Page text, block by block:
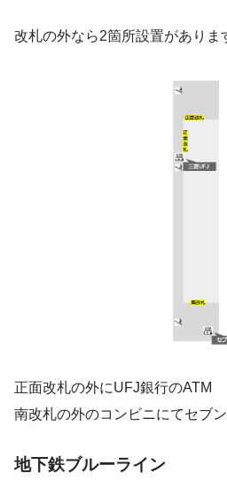
改札の外なら2箇所設置がありま
正面改札の外にUFJ銀行のATM
南改札の外のコンビニにてセブ
地下鉄ブルーライン